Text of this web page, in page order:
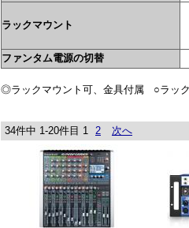
ラックマウント
ファンタム電源の切替
◎ラックマウント可、金具付属 ○ラッ
34件中 1-20件目 1 2 次へ